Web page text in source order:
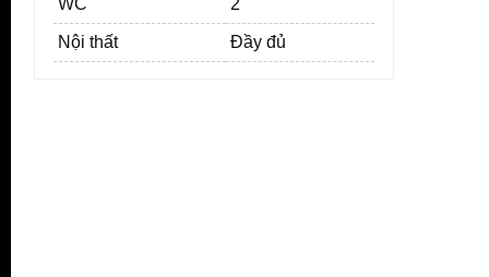
WC 2
Nội thất Đầy đủ